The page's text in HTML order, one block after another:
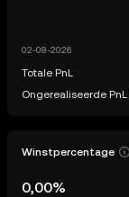
Totale PnL
Ongerealiseerde PnL
Winstpercentage
0,00%